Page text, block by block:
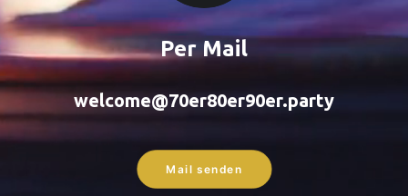
Per Mail
welcome@70er80er90er.party
Mail senden